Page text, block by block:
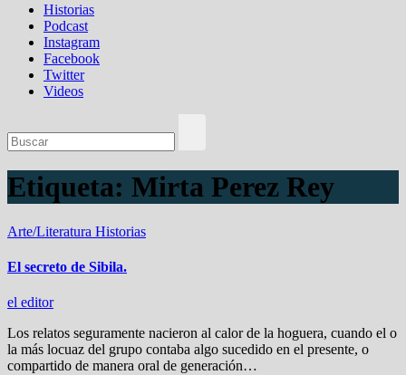
Historias
Podcast
Instagram
Facebook
Twitter
Videos
Etiqueta: Mirta Perez Rey
Arte/Literatura Historias
El secreto de Sibila.
el editor
Los relatos seguramente nacieron al calor de la hoguera, cuando el o
la más locuaz del grupo contaba algo sucedido en el presente, o
compartido de manera oral de generación…